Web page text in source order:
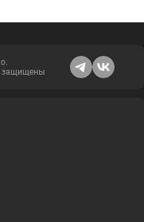
защищены